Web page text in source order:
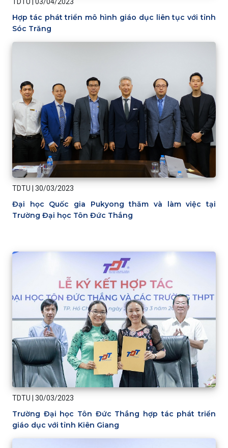
Hợp tác phát triển mô hình giáo dục liên tục với tỉnh
Sóc Trăng
TDTU 30/03/2023
Đại học Quốc gia Pukyong thăm và làm việc tại
Trường Đại học Tôn Đức Thắng
TDTU 30/03/2023
Trường Đại học Tôn Đức Thắng hợp tác phát triển
giáo dục với tỉnh Kiên Giang